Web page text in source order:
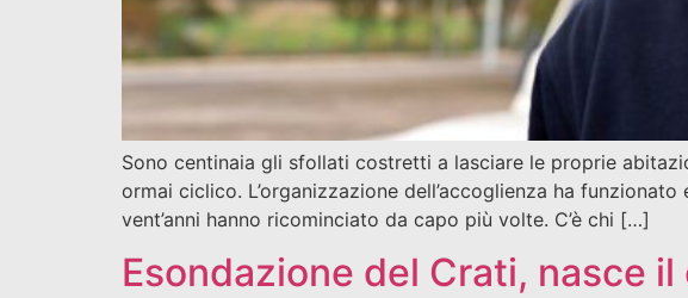
Sono centinaia gli sfollati costretti a lasciare le proprie
ormai ciclico. L’organizzazione dell’accoglienza ha
vent’anni hanno ricominciato da capo più volte. C’è chi […]
Esondazione del Crati, nasce